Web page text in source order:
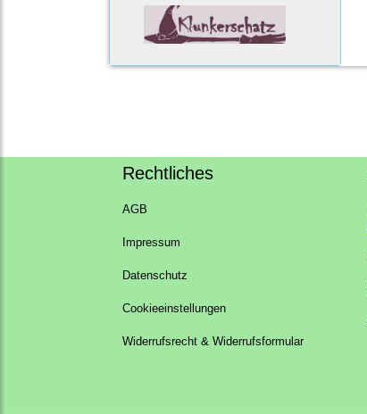
Rechtliches
AGB
Impressum
Datenschutz
Cookieeinstellungen
Widerrufsrecht & Widerrufsformular